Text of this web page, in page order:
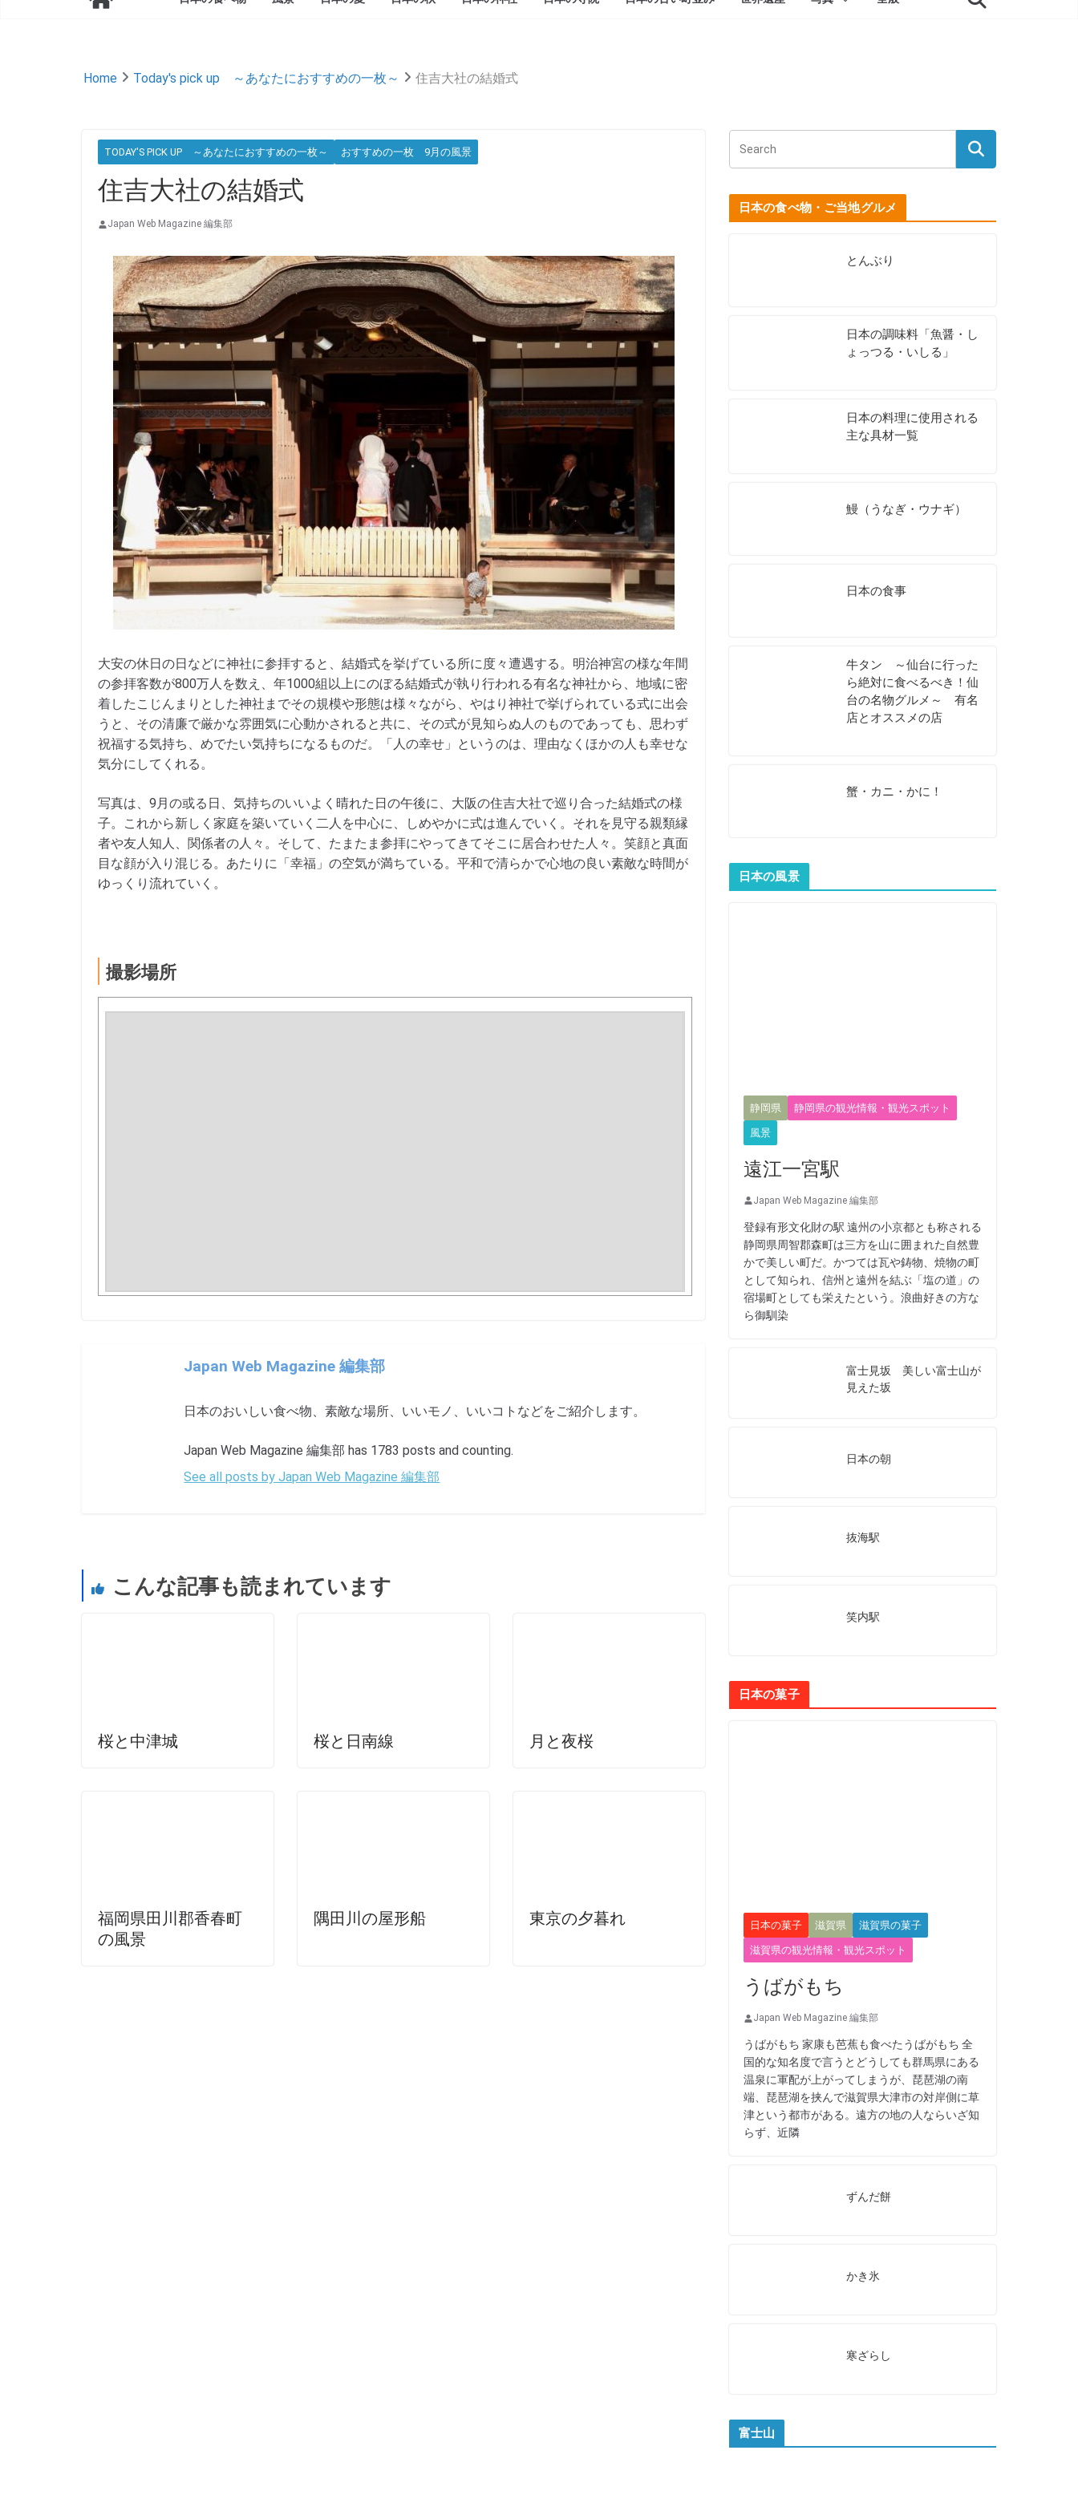
Home Today's pick up ～あなたにおすすめの一枚～ 住吉大社の結婚式
TODAY'S PICK UP ～あなたにおすすめの一枚～ おすすめの一枚 9月の風景
住吉大社の結婚式
Japan Web Magazine 編集部
大安の休日の日などに神社に参拝すると、結婚式を挙げている所に度々遭遇する。明治神宮の様な年間
の参拝客数が800万人を数え、年1000組以上にのぼる結婚式が執り行われる有名な神社から、地域に密
着したこじんまりとした神社までその規模や形態は様々ながら、やはり神社で挙げられている式に出会
うと、その清廉で厳かな雰囲気に心動かされると共に、その式が見知らぬ人のものであっても、思わず
祝福する気持ち、めでたい気持ちになるものだ。「人の幸せ」というのは、理由なくほかの人も幸せな
気分にしてくれる。
写真は、9月の或る日、気持ちのいいよく晴れた日の午後に、大阪の住吉大社で巡り合った結婚式の様
子。これから新しく家庭を築いていく二人を中心に、しめやかに式は進んでいく。それを見守る親類縁
者や友人知人、関係者の人々。そして、たまたま参拝にやってきてそこに居合わせた人々。笑顔と真面
目な顔が入り混じる。あたりに「幸福」の空気が満ちている。平和で清らかで心地の良い素敵な時間が
ゆっくり流れていく。
撮影場所
Japan Web Magazine 編集部
日本のおいしい食べ物、素敵な場所、いいモノ、いいコトなどをご紹介します。
Japan Web Magazine 編集部 has 1783 posts and counting.
See all posts by Japan Web Magazine 編集部
こんな記事も読まれています
桜と中津城 桜と日南線 月と夜桜
福岡県田川郡香春町
の風景
隅田川の屋形船 東京の夕暮れ
日本の食べ物・ご当地グルメ
とんぶり
日本の調味料「魚醤・し
ょっつる・いしる」
日本の料理に使用される
主な具材一覧
鰻（うなぎ・ウナギ）
日本の食事
牛タン ～仙台に行った
ら絶対に食べるべき！仙
台の名物グルメ～ 有名
店とオススメの店
蟹・カニ・かに！
日本の風景
静岡県 静岡県の観光情報・観光スポット
風景
遠江一宮駅
Japan Web Magazine 編集部
登録有形文化財の駅 遠州の小京都とも称される
静岡県周智郡森町は三方を山に囲まれた自然豊
かで美しい町だ。かつては瓦や鋳物、焼物の町
として知られ、信州と遠州を結ぶ「塩の道」の
宿場町としても栄えたという。浪曲好きの方な
ら御馴染
富士見坂 美しい富士山が
見えた坂
日本の朝
抜海駅
笑内駅
日本の菓子
日本の菓子 滋賀県 滋賀県の菓子
滋賀県の観光情報・観光スポット
うばがもち
Japan Web Magazine 編集部
うばがもち 家康も芭蕉も食べたうばがもち 全
国的な知名度で言うとどうしても群馬県にある
温泉に軍配が上がってしまうが、琵琶湖の南
端、琵琶湖を挟んで滋賀県大津市の対岸側に草
津という都市がある。遠方の地の人ならいざ知
らず、近隣
ずんだ餅
かき氷
寒ざらし
富士山